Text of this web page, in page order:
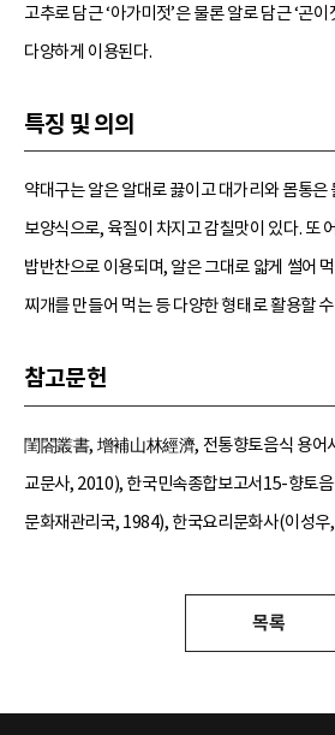
고추로 담근 ‘아가미젓’은 물론 알로 담근 ‘곤
다양하게 이용된다.
특징 및 의의
약대구는 알은 알대로 끓이고 대가리와 몸통은
보양식으로, 육질이 차지고 감칠맛이 있다. 또
밥반찬으로 이용되며, 알은 그대로 얇게 썰어
찌개를 만들어 먹는 등 다양한 형태로 활용할
참고문헌
閨閤叢書, 增補山林經濟, 전통향토음식 용어
교문사, 2010), 한국민속종합보고서15-향토
문화재관리국, 1984), 한국요리문화사(이성우
목록